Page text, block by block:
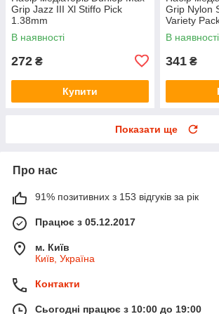
Grip Jazz III Xl Stiffo Pick
1.38mm
В наявності
272 ₴
Купити
Grip Nylon
Variety
В наявності
341 ₴
Показати ще
Про нас
91% позитивних з 153 відгуків за рік
Працює з 05.12.2017
м. Київ
Київ, Україна
Контакти
Сьогодні працює з 10:00 до 19:00